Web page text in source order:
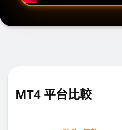
MT4 平台比較